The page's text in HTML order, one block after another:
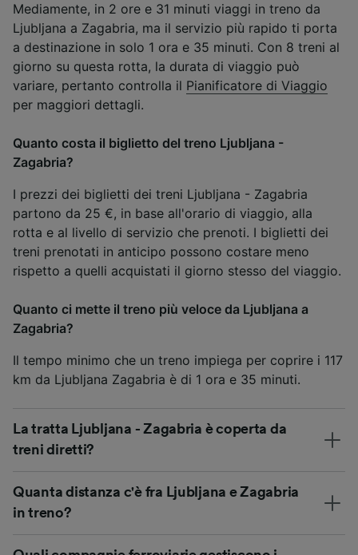
Mediamente, in 2 ore e 31 minuti viaggi in treno da
Ljubljana a Zagabria, ma il servizio più rapido ti porta
a destinazione in solo 1 ora e 35 minuti. Con 8 treni al
giorno su questa rotta, la durata di viaggio può
variare, pertanto controlla il Pianificatore di Viaggio
per maggiori dettagli.
Quanto costa il biglietto del treno Ljubljana -
Zagabria?
I prezzi dei biglietti dei treni Ljubljana - Zagabria
partono da 25 €, in base all'orario di viaggio, alla
rotta e al livello di servizio che prenoti. I biglietti dei
treni prenotati in anticipo possono costare meno
rispetto a quelli acquistati il giorno stesso del viaggio.
Quanto ci mette il treno più veloce da Ljubljana a
Zagabria?
Il tempo minimo che un treno impiega per coprire i 117
km da Ljubljana Zagabria è di 1 ora e 35 minuti.
La tratta Ljubljana - Zagabria è coperta da
treni diretti?
Quanta distanza c'è fra Ljubljana e Zagabria
in treno?